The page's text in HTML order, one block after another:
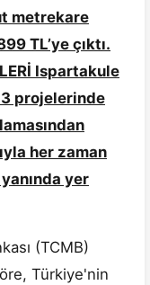
metrekare
TL’ye çıktı.
Ispartakule
3 projelerinde
her zaman
yer
(TCMB)
Türkiye'nin